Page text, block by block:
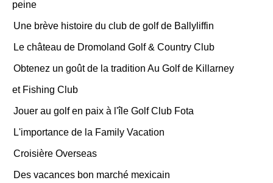
peine
Une brève histoire du club de golf de Ballyliffin
Le château de Dromoland Golf & Country Club
Obtenez un goût de la tradition Au Golf de Killarney
et Fishing Club
Jouer au golf en paix à l'île Golf Club Fota
L'importance de la Family Vacation
Croisière Overseas
Des vacances bon marché mexicain